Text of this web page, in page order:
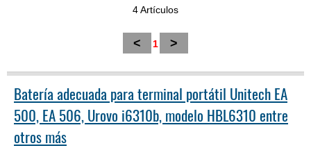
4 Artículos
< 1 >
Batería adecuada para terminal portátil Unitech EA
500, EA 506, Urovo i6310b, modelo HBL6310 entre
otros más